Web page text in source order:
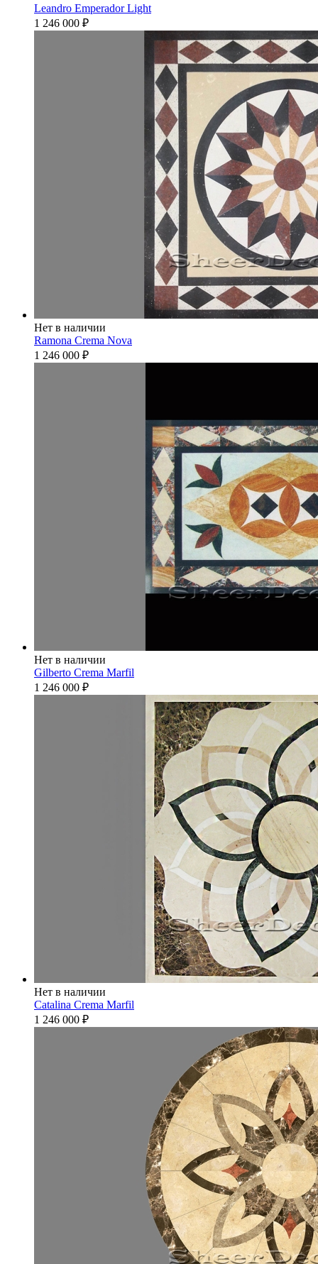
Leandro Emperador Light
1 246 000 ₽
Нет в наличии
Ramona Crema Nova
1 246 000 ₽
Нет в наличии
Gilberto Crema Marfil
1 246 000 ₽
Нет в наличии
Catalina Crema Marfil
1 246 000 ₽